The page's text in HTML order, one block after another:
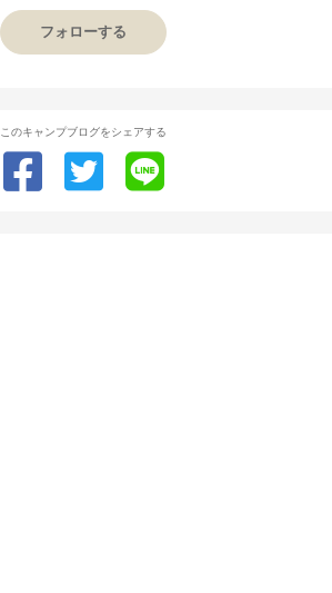
フォローする
このキャンプブログをシェアする